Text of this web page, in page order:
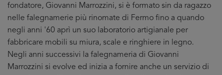
fondatore, Giovanni Marrozzini, si è formato sin da ragazzo
nelle falegnamerie più rinomate di Fermo fino a quando
negli anni '60 aprì un suo laboratorio artigianale per
fabbricare mobili su miura, scale e ringhiere in legno.
Negli anni successivi la falegnameria di Giovanni
Marrozzini si evolve ed inizia a fornire anche un servizio di